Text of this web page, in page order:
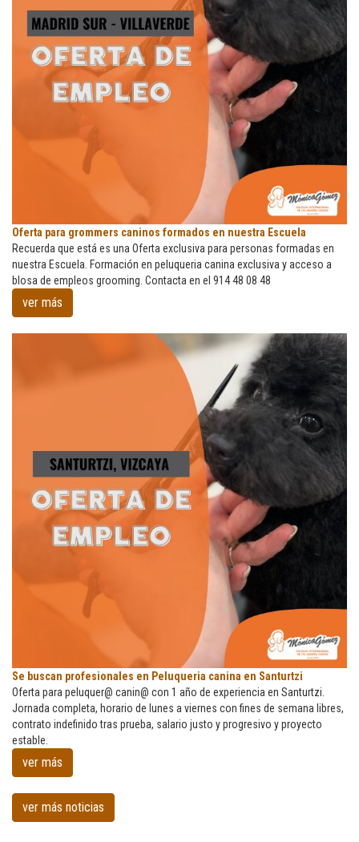
Oferta
para
grommers
caninos
formados
Oferta para grommers caninos formados en nuestra Escuela
Recuerda que está es una Oferta exclusiva para personas formadas en
nuestra Escuela. Formación en peluqueria canina exclusiva y acceso a
blosa de empleos grooming. Contacta en el 914 48 08 48
ver más
Se
buscan
profesionales
en
Peluqueria
Se buscan profesionales en Peluqueria canina en Santurtzi
Oferta para peluquer@ canin@ con 1 año de experiencia en Santurtzi.
Jornada completa, horario de lunes a viernes con fines de semana libres,
contrato indefinido tras prueba, salario justo y progresivo y proyecto
estable.
ver más
ver más noticias